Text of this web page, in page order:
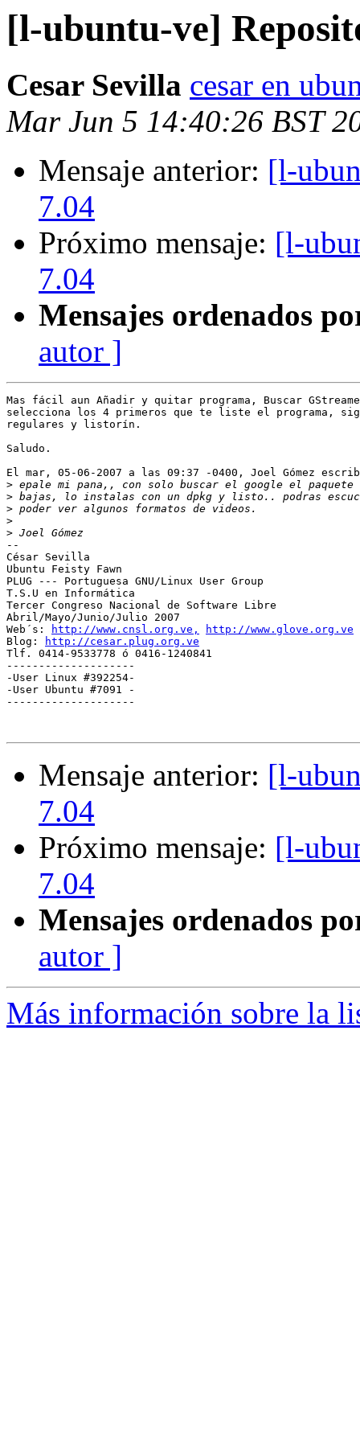
[l-ubuntu-ve]
Cesar Sevilla cesar en
Mar Jun 5 14:40:26 BST
Mensaje anterior: [l-
7.04
Próximo mensaje: [l-
7.04
Mensajes ordenados
autor ]
Mas fácil aun Añadir y quitar programa, Buscar
selecciona los 4 primeros que te liste el programa,
regulares y listorín.
Saludo.
El mar, 05-06-2007 a las 09:37 -0400, Joel Gómez
>
>
>
>
>
--
César Sevilla
Ubuntu Feisty Fawn
PLUG --- Portuguesa GNU/Linux User Group
T.S.U en Informática
Tercer Congreso Nacional de Software Libre
Abril/Mayo/Junio/Julio 2007
Web´s:
http://www.cnsl.org.ve,
http://www.glove.org.ve
Blog:
http://cesar.plug.org.ve
Tlf. 0414-9533778 ó 0416-1240841
--------------------
-User Linux #392254-
-User Ubuntu #7091 -
--------------------
Mensaje anterior: [l-
7.04
Próximo mensaje: [l-
7.04
Mensajes ordenados
autor ]
Más información sobre la